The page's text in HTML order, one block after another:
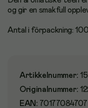
og gir en smakfull
Antal i förpackning: 100
Artikkelnummer:
Originalnummer:
EAN: 70177084707